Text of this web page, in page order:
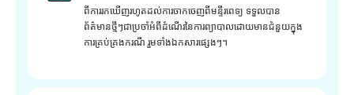
ពីការរកឃើញរហូតដល់ការចាកចេញពីមន្ទីរពេទ្យ ទទួលបាន
ព័ត៌មានថ្មីៗជាប្រចាំអំពីដំណើរនៃការព្យាបាលដោយមានជំនួយក្នុង
ការគ្រប់គ្រងករណី រួមទាំងឯកសារផ្សេងៗ។